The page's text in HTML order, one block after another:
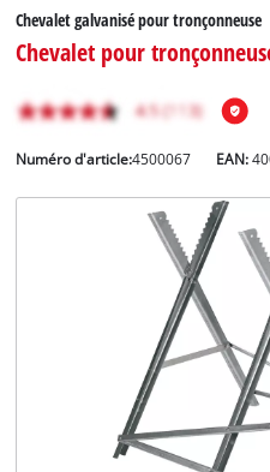
Chevalet galvanisé pour tronçonneuse
Chevalet pour
Numéro d'article:4500067 EAN: